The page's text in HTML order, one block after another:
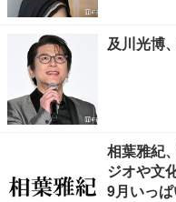
及川光博
相葉雅紀
ジオや文
9月いっ